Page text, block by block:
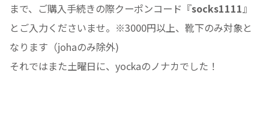
まで、ご購入手続きの際クーポンコード『socks1111 』
とご入力くださいませ。※3000円以上、靴下のみ対象と
なります（johaのみ除外)
それではまた土曜日に、yockaのノナカでした！